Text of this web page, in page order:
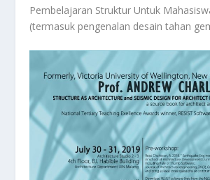
Pembelajaran Struktur Untuk
(termasuk pengenalan desain tahan